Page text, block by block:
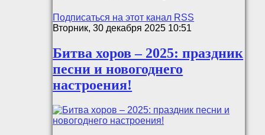
Подписаться на этот канал RSS
Вторник, 30 декабря 2025 10:51
Битва хоров – 2025: праздник
песни и новогоднего
настроения!